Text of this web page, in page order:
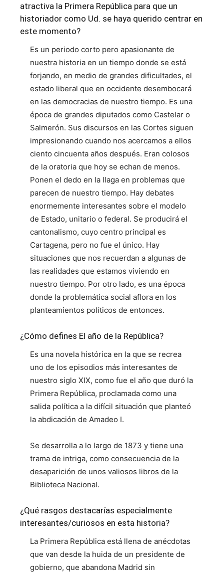
atractiva la Primera República para que un
historiador como Ud. se haya querido centrar en
este momento?
Es un periodo corto pero apasionante de
nuestra historia en un tiempo donde se está
forjando, en medio de grandes dificultades, el
estado liberal que en occidente desembocará
en las democracias de nuestro tiempo. Es una
época de grandes diputados como Castelar o
Salmerón. Sus discursos en las Cortes siguen
impresionando cuando nos acercamos a ellos
ciento cincuenta años después. Eran colosos
de la oratoria que hoy se echan de menos.
Ponen el dedo en la llaga en problemas que
parecen de nuestro tiempo. Hay debates
enormemente interesantes sobre el modelo
de Estado, unitario o federal. Se producirá el
cantonalismo, cuyo centro principal es
Cartagena, pero no fue el único. Hay
situaciones que nos recuerdan a algunas de
las realidades que estamos viviendo en
nuestro tiempo. Por otro lado, es una época
donde la problemática social aflora en los
planteamientos políticos de entonces.
¿Cómo defines El año de la República?
Es una novela histórica en la que se recrea
uno de los episodios más interesantes de
nuestro siglo XIX, como fue el año que duró la
Primera República, proclamada como una
salida política a la difícil situación que planteó
la abdicación de Amadeo I.
Se desarrolla a lo largo de 1873 y tiene una
trama de intriga, como consecuencia de la
desaparición de unos valiosos libros de la
Biblioteca Nacional.
¿Qué rasgos destacarías especialmente
interesantes/curiosos en esta historia?
La Primera República está llena de anécdotas
que van desde la huida de un presidente de
gobierno, que abandona Madrid sin